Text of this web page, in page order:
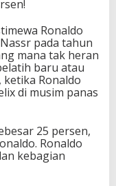
Ronaldo
pada tahun
mana tak heran
baru atau
ketika Ronaldo
di musim panas
25 persen,
Ronaldo
kebagian